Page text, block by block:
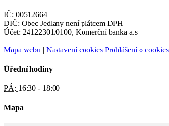
IČ: 00512664
DIČ: Obec Jedlany není plátcem DPH
Účet: 24122301/0100, Komerční banka a.s
Mapa webu | Nastavení cookies Prohlášení o cookies
Úřední hodiny
PÁ: 16:30 - 18:00
Mapa